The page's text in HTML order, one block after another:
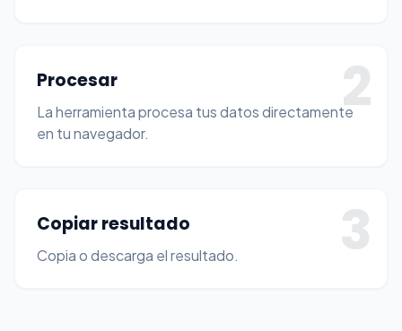
2
Procesar
La herramienta procesa tus datos directamente
en tu navegador.
3
Copiar resultado
Copia o descarga el resultado.